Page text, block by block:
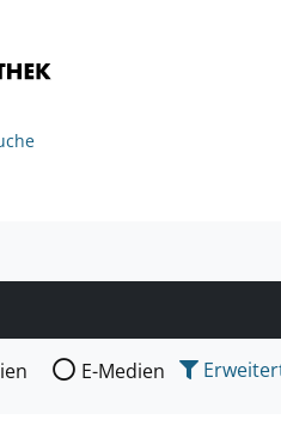
der Sie suchen wollen.
E-Medien